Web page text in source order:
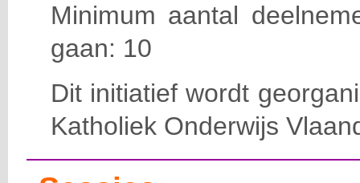
Minimum aantal
gaan: 10
Dit initiatief wordt
Katholiek Onderwijs